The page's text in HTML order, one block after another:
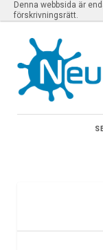
Denna webbsida är
förskrivningsrätt.